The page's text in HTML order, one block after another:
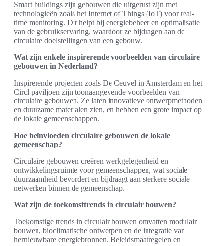
Smart buildings zijn gebouwen die uitgerust zijn met
technologieën zoals het Internet of Things (IoT) voor real-
time monitoring. Dit helpt bij energiebeheer en optimalisatie
van de gebruikservaring, waardoor ze bijdragen aan de
circulaire doelstellingen van een gebouw.
Wat zijn enkele inspirerende voorbeelden van circulaire
gebouwen in Nederland?
Inspirerende projecten zoals De Ceuvel in Amsterdam en het
Circl paviljoen zijn toonaangevende voorbeelden van
circulaire gebouwen. Ze laten innovatieve ontwerpmethoden
en duurzame materialen zien, en hebben een grote impact op
de lokale gemeenschappen.
Hoe beïnvloeden circulaire gebouwen de lokale
gemeenschap?
Circulaire gebouwen creëren werkgelegenheid en
ontwikkelingsruimte voor gemeenschappen, wat sociale
duurzaamheid bevordert en bijdraagt aan sterkere sociale
netwerken binnen de gemeenschap.
Wat zijn de toekomsttrends in circulair bouwen?
Toekomstige trends in circulair bouwen omvatten modulair
bouwen, bioclimatische ontwerpen en de integratie van
hernieuwbare energiebronnen. Beleidsmaatregelen en